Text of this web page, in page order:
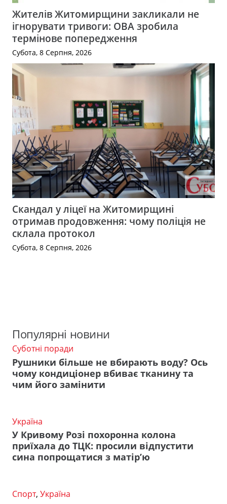
Жителів Житомирщини закликали не
ігнорувати тривоги: ОВА зробила
термінове попередження
Субота, 8 Серпня, 2026
Скандал у ліцеї на Житомирщині
отримав продовження: чому поліція не
склала протокол
Субота, 8 Серпня, 2026
Популярні новини
Суботні поради
Рушники більше не вбирають воду? Ось
чому кондиціонер вбиває тканину та
чим його замінити
Україна
У Кривому Розі похоронна колона
приїхала до ТЦК: просили відпустити
сина попрощатися з матір’ю
Спорт, Україна